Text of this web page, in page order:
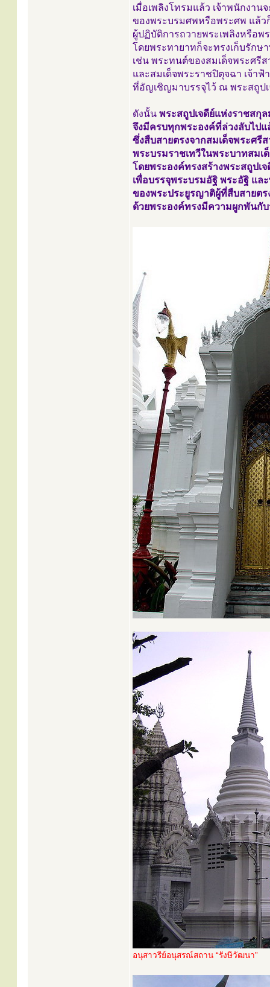
เมื่อเพลิงโทรมแล้ว เจ้าพนักงา
ของพระบรมศพหรือพระศพ แล้ว
ผู้ปฏิบัติการถวายพระเพลิงหรือพ
โดยพระทายาทก็จะทรงเก็บรัก
เช่น พระทนต์ของสมเด็จพระศรี
และสมเด็จพระราชปิตุจฉา เจ้า
ที่อัญเชิญมาบรรจุไว้ ณ พระสถูป
ดังนั้น พระสถูปเจดีย์แห่งราชสกุ
จึงมีครบทุกพระองค์ที่ล่วงลับไป
ซึ่งสืบสายตรงจากสมเด็จพระศรี
พระบรมราชเทวีในพระบาทสมเ
โดยพระองค์ทรงสร้างพระสถูปเ
เพื่อบรรจุพระบรมอัฐิ พระอัฐิ แล
ของพระประยูรญาติผู้ที่สืบสายต
ด้วยพระองค์ทรงมีความผูกพันกั
อนุสาวรีย์อนุสรณ์สถาน “รังษีวัฒนา”